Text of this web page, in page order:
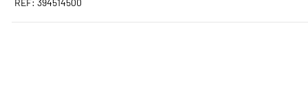
REF: 394514500